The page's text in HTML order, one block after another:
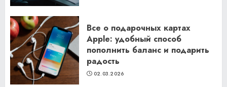
Все о подарочных картах
Apple: удобный способ
пополнить баланс и подарить
радость
02.03.2026